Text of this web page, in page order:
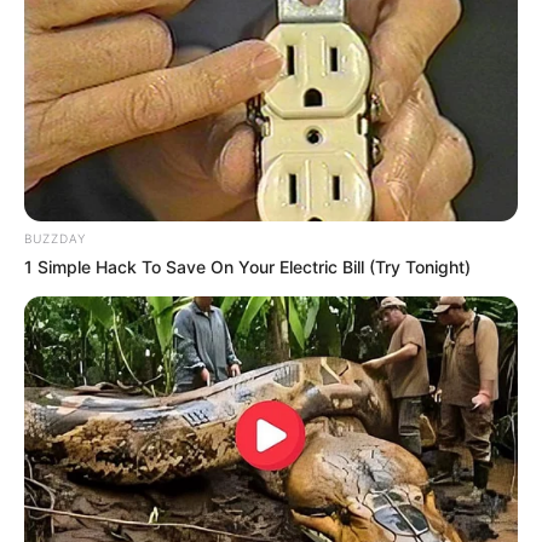
Participe do nosso grupo do
WhatsApp!
Fique informado em tempo real sobre as principais
notícias de Paraguaçu Paulista e região
Clique aqui para entrar no grupo
BUZZDAY
1 Simple Hack To Save On Your Electric Bill (Try Tonight)